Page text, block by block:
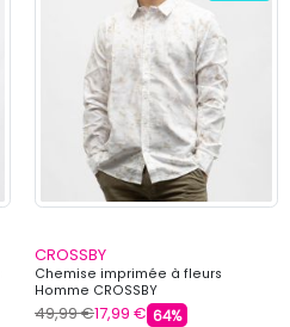
CROSSBY
Chemise imprimée à fleurs
Homme CROSSBY
49,99 €17,99 € 64%